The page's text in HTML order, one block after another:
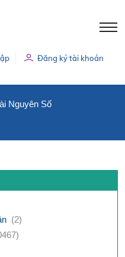
Đăng ký tài khoản
Nguyên Số
(2)